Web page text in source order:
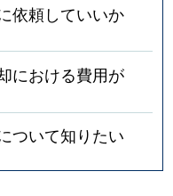
依頼していいか
における費用が
ついて知りたい